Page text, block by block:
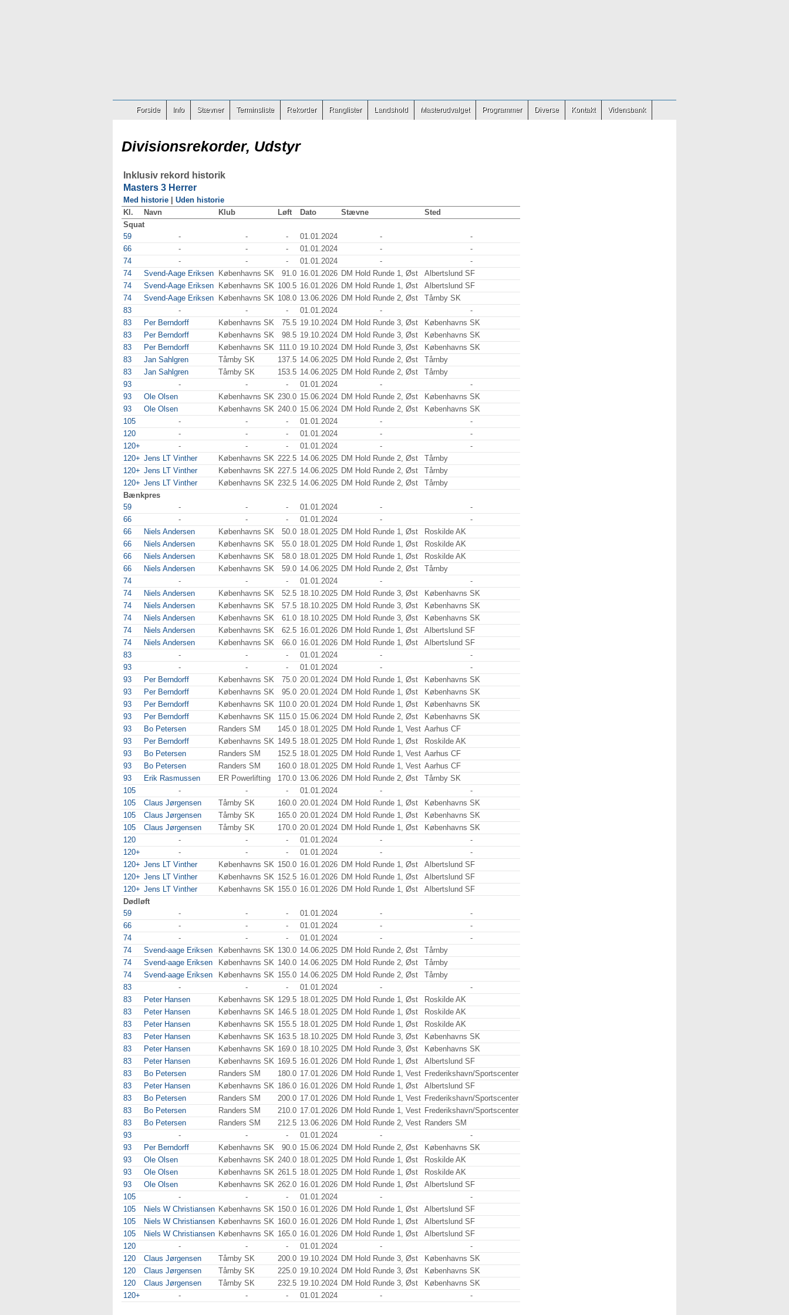
Forside Info Stævner Terminsliste Rekorder Ranglister Landshold Masterudvalget Programmer Diverse Kontakt Vidensbank
Divisionsrekorder, Udstyr
Inklusiv rekord historik
Masters 3 Herrer
Med historie
Uden historie
Kl.
Navn Klub Løft Dato Stævne
Sted
Squat
59
- - - 01.01.2024 -
-
66
- - - 01.01.2024 -
-
74
- - - 01.01.2024 -
-
74
Svend-Aage Eriksen Københavns SK 91.0 16.01.2026 DM Hold Runde 1, Øst
Albertslund SF
74
Svend-Aage Eriksen Københavns SK 100.5 16.01.2026 DM Hold Runde 1, Øst
Albertslund SF
74
Svend-Aage Eriksen Københavns SK 108.0 13.06.2026 DM Hold Runde 2, Øst
Tårnby SK
83
- - - 01.01.2024 -
-
83
Per Berndorff Københavns SK 75.5 19.10.2024 DM Hold Runde 3, Øst
Københavns SK
83
Per Berndorff Københavns SK 98.5 19.10.2024 DM Hold Runde 3, Øst
Københavns SK
83
Per Berndorff Københavns SK 111.0 19.10.2024 DM Hold Runde 3, Øst
Københavns SK
83
Jan Sahlgren Tårnby SK 137.5 14.06.2025 DM Hold Runde 2, Øst
Tårnby
83
Jan Sahlgren Tårnby SK 153.5 14.06.2025 DM Hold Runde 2, Øst
Tårnby
93
- - - 01.01.2024 -
-
93
Ole Olsen Københavns SK 230.0 15.06.2024 DM Hold Runde 2, Øst
Københavns SK
93
Ole Olsen Københavns SK 240.0 15.06.2024 DM Hold Runde 2, Øst
Københavns SK
105
- - - 01.01.2024 -
-
120
- - - 01.01.2024 -
-
120+
- - - 01.01.2024 -
-
120+ Jens LT Vinther Københavns SK 222.5 14.06.2025 DM Hold Runde 2, Øst
Tårnby
120+ Jens LT Vinther Københavns SK 227.5 14.06.2025 DM Hold Runde 2, Øst
Tårnby
120+ Jens LT Vinther Københavns SK 232.5 14.06.2025 DM Hold Runde 2, Øst
Tårnby
Bænkpres
59
- - - 01.01.2024 -
-
66
- - - 01.01.2024 -
-
66
Niels Andersen Københavns SK 50.0 18.01.2025 DM Hold Runde 1, Øst
Roskilde AK
66
Niels Andersen Københavns SK 55.0 18.01.2025 DM Hold Runde 1, Øst
Roskilde AK
66
Niels Andersen Københavns SK 58.0 18.01.2025 DM Hold Runde 1, Øst
Roskilde AK
66
Niels Andersen Københavns SK 59.0 14.06.2025 DM Hold Runde 2, Øst
Tårnby
74
- - - 01.01.2024 -
-
74
Niels Andersen Københavns SK 52.5 18.10.2025 DM Hold Runde 3, Øst
Københavns SK
74
Niels Andersen Københavns SK 57.5 18.10.2025 DM Hold Runde 3, Øst
Københavns SK
74
Niels Andersen Københavns SK 61.0 18.10.2025 DM Hold Runde 3, Øst
Københavns SK
74
Niels Andersen Københavns SK 62.5 16.01.2026 DM Hold Runde 1, Øst
Albertslund SF
74
Niels Andersen Københavns SK 66.0 16.01.2026 DM Hold Runde 1, Øst
Albertslund SF
83
- - - 01.01.2024 -
-
93
- - - 01.01.2024 -
-
93
Per Berndorff Københavns SK 75.0 20.01.2024 DM Hold Runde 1, Øst
Københavns SK
93
Per Berndorff Københavns SK 95.0 20.01.2024 DM Hold Runde 1, Øst
Københavns SK
93
Per Berndorff Københavns SK 110.0 20.01.2024 DM Hold Runde 1, Øst
Københavns SK
93
Per Berndorff Københavns SK 115.0 15.06.2024 DM Hold Runde 2, Øst
Københavns SK
93
Bo Petersen Randers SM 145.0 18.01.2025 DM Hold Runde 1, Vest Aarhus CF
93
Per Berndorff Københavns SK 149.5 18.01.2025 DM Hold Runde 1, Øst
Roskilde AK
93
Bo Petersen Randers SM 152.5 18.01.2025 DM Hold Runde 1, Vest Aarhus CF
93
Bo Petersen Randers SM 160.0 18.01.2025 DM Hold Runde 1, Vest Aarhus CF
93
Erik Rasmussen ER Powerlifting 170.0 13.06.2026 DM Hold Runde 2, Øst
Tårnby SK
105
- - - 01.01.2024 -
-
105
Claus Jørgensen Tårnby SK 160.0 20.01.2024 DM Hold Runde 1, Øst
Københavns SK
105
Claus Jørgensen Tårnby SK 165.0 20.01.2024 DM Hold Runde 1, Øst
Københavns SK
105
Claus Jørgensen Tårnby SK 170.0 20.01.2024 DM Hold Runde 1, Øst
Københavns SK
120
- - - 01.01.2024 -
-
120+
- - - 01.01.2024 -
-
120+ Jens LT Vinther Københavns SK 150.0 16.01.2026 DM Hold Runde 1, Øst
Albertslund SF
120+ Jens LT Vinther Københavns SK 152.5 16.01.2026 DM Hold Runde 1, Øst
Albertslund SF
120+ Jens LT Vinther Københavns SK 155.0 16.01.2026 DM Hold Runde 1, Øst
Albertslund SF
Dødløft
59
- - - 01.01.2024 -
-
66
- - - 01.01.2024 -
-
74
- - - 01.01.2024 -
-
74
Svend-aage Eriksen Københavns SK 130.0 14.06.2025 DM Hold Runde 2, Øst
Tårnby
74
Svend-aage Eriksen Københavns SK 140.0 14.06.2025 DM Hold Runde 2, Øst
Tårnby
74
Svend-aage Eriksen Københavns SK 155.0 14.06.2025 DM Hold Runde 2, Øst
Tårnby
83
- - - 01.01.2024 -
-
83
Peter Hansen Københavns SK 129.5 18.01.2025 DM Hold Runde 1, Øst
Roskilde AK
83
Peter Hansen Københavns SK 146.5 18.01.2025 DM Hold Runde 1, Øst
Roskilde AK
83
Peter Hansen Københavns SK 155.5 18.01.2025 DM Hold Runde 1, Øst
Roskilde AK
83
Peter Hansen Københavns SK 163.5 18.10.2025 DM Hold Runde 3, Øst
Københavns SK
83
Peter Hansen Københavns SK 169.0 18.10.2025 DM Hold Runde 3, Øst
Københavns SK
83
Peter Hansen Københavns SK 169.5 16.01.2026 DM Hold Runde 1, Øst
Albertslund SF
83
Bo Petersen Randers SM 180.0 17.01.2026 DM Hold Runde 1, Vest Frederikshavn/Sportscenter
83
Peter Hansen Københavns SK 186.0 16.01.2026 DM Hold Runde 1, Øst
Albertslund SF
83
Bo Petersen Randers SM 200.0 17.01.2026 DM Hold Runde 1, Vest Frederikshavn/Sportscenter
83
Bo Petersen Randers SM 210.0 17.01.2026 DM Hold Runde 1, Vest Frederikshavn/Sportscenter
83
Bo Petersen Randers SM 212.5 13.06.2026 DM Hold Runde 2, Vest Randers SM
93
- - - 01.01.2024 -
-
93
Per Berndorff Københavns SK 90.0 15.06.2024 DM Hold Runde 2, Øst
Københavns SK
93
Ole Olsen Københavns SK 240.0 18.01.2025 DM Hold Runde 1, Øst
Roskilde AK
93
Ole Olsen Københavns SK 261.5 18.01.2025 DM Hold Runde 1, Øst
Roskilde AK
93
Ole Olsen Københavns SK 262.0 16.01.2026 DM Hold Runde 1, Øst
Albertslund SF
105
- - - 01.01.2024 -
-
105
Niels W Christiansen Københavns SK 150.0 16.01.2026 DM Hold Runde 1, Øst
Albertslund SF
105
Niels W Christiansen Københavns SK 160.0 16.01.2026 DM Hold Runde 1, Øst
Albertslund SF
105
Niels W Christiansen Københavns SK 165.0 16.01.2026 DM Hold Runde 1, Øst
Albertslund SF
120
- - - 01.01.2024 -
-
120
Claus Jørgensen Tårnby SK 200.0 19.10.2024 DM Hold Runde 3, Øst
Københavns SK
120
Claus Jørgensen Tårnby SK 225.0 19.10.2024 DM Hold Runde 3, Øst
Københavns SK
120
Claus Jørgensen Tårnby SK 232.5 19.10.2024 DM Hold Runde 3, Øst
Københavns SK
120+
- - - 01.01.2024 - -